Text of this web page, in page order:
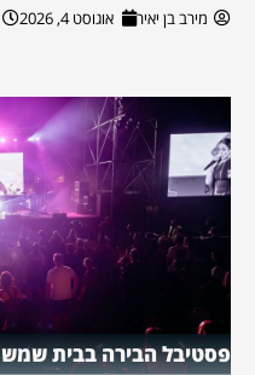
מירב בן יאיר אוגוסט 4, 2026
פסטיבל הבירה בבית שמש